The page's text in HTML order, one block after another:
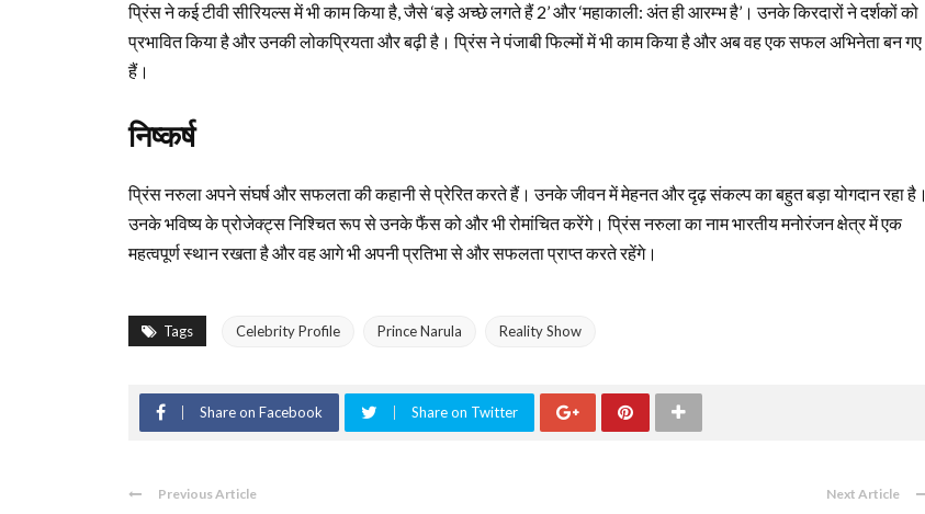
प्रिंस ने कई टीवी सीरियल्स में भी काम किया है, जैसे ‘बड़े अच्छे लगते हैं 2’ और ‘महाकाली: अंत ही आरम्भ है’। उनके किरदारों ने दर्शकों को
प्रभावित किया है और उनकी लोकप्रियता और बढ़ी है। प्रिंस ने पंजाबी फिल्मों में भी काम किया है और अब वह एक सफल अभिनेता बन गए
हैं।
निष्कर्ष
प्रिंस नरुला अपने संघर्ष और सफलता की कहानी से प्रेरित करते हैं। उनके जीवन में मेहनत और दृढ़ संकल्प का बहुत बड़ा योगदान रहा है।
उनके भविष्य के प्रोजेक्ट्स निश्चित रूप से उनके फैंस को और भी रोमांचित करेंगे। प्रिंस नरुला का नाम भारतीय मनोरंजन क्षेत्र में एक
महत्वपूर्ण स्थान रखता है और वह आगे भी अपनी प्रतिभा से और सफलता प्राप्त करते रहेंगे।
Tags Celebrity Profile Prince Narula Reality Show
Share on Facebook Share on Twitter
Previous Article Next Article